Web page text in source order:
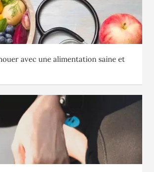
avec une alimentation saine et